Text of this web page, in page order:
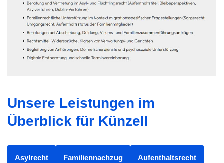
Unsere Leistungen im
Überblick für Künzell
Asylrecht Familiennachzug Aufenthaltsrecht